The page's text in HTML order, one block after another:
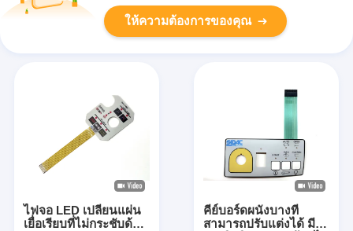
ให้ความต้องการของคุณ
ไฟจอ LED เปลี่ยนแผ่น
เยื่อเรียบที่ไม่กระชับด้วย
คีย์บอร์ดผนังบางที่
สามารถปรับแต่งได้ มี